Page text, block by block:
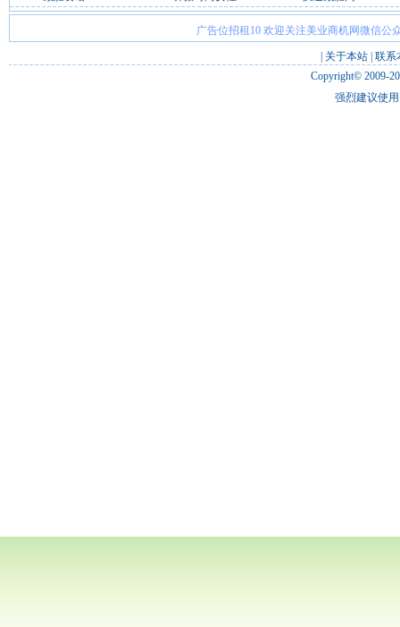
广告位招租10 欢迎关注美业商机网微信公
关于本站 联系
Copyright© 2009-
强烈建议使